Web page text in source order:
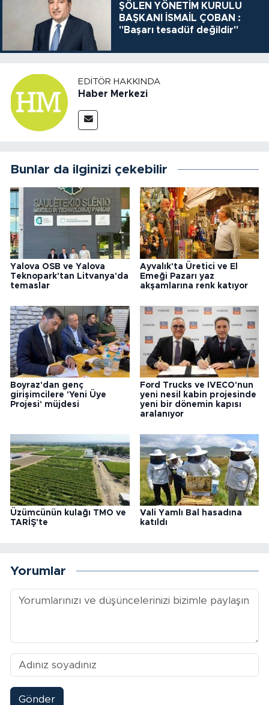
ŞÖLEN YÖNETİM KURULU
BAŞKANI İSMAİL ÇOBAN :
"Başarı tesadüf değildir"
EDITÖR HAKKINDA
Haber Merkezi
Bunlar da ilginizi çekebilir
Yalova OSB ve Yalova
Teknopark'tan Litvanya'da
temaslar
Ayvalık'ta Üretici ve El
Emeği Pazarı yaz
akşamlarına renk katıyor
Boyraz'dan genç
girişimcilere 'Yeni Üye
Projesi' müjdesi
Ford Trucks ve IVECO'nun
yeni nesil kabin projesinde
yeni bir dönemin kapısı
aralanıyor
Üzümcünün kulağı TMO ve
TARİŞ'te
Vali Yamlı Bal hasadına
katıldı
Yorumlar
Gönder